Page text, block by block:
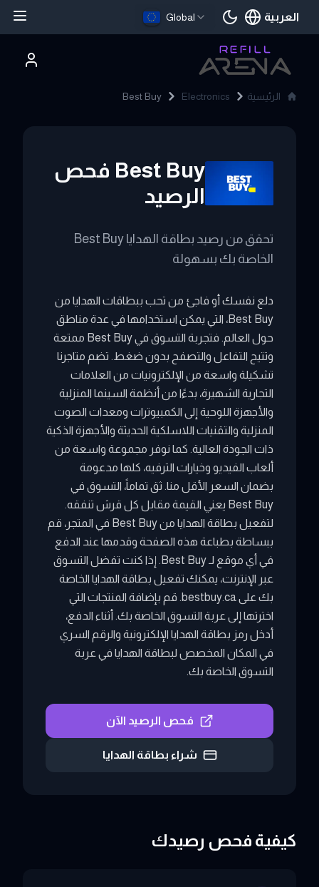
Global العربية
اللغة الحالية
الرئيسية Electronics
Best Buy
Best Buy فحص
الرصيد
تحقق من رصيد بطاقة الهدايا Best Buy
الخاصة بك بسهولة
دلع نفسك أو فاجئ من تحب ببطاقات الهدايا من
Best Buy، التي يمكن استخدامها في عدة مناطق
حول العالم. فتجربة التسوق في Best Buy ممتعة
وتتيح التفاعل والتصفح بدون ضغط. تضم متاجرنا
تشكيلة واسعة من الإلكترونيات من العلامات
التجارية الشهيرة، بدءًا من أنظمة السينما المنزلية
والأجهزة اللوحية إلى الكمبيوترات ومعدات الصوت
المنزلية والتقنيات اللاسلكية الحديثة والأجهزة الذكية
ذات الجودة العالية. كما نوفر مجموعة واسعة من
ألعاب الفيديو وخيارات الترفيه، كلها مدعومة
بضمان السعر الأقل منا. ثق تماماً، التسوق في
Best Buy يعني القيمة مقابل كل قرش تنفقه.
لتفعيل بطاقة الهدايا من Best Buy في المتجر، قم
ببساطة بطباعة هذه الصفحة وقدمها عند الدفع
في أي موقع لـ Best Buy. إذا كنت تفضل التسوق
عبر الإنترنت، يمكنك تفعيل بطاقة الهدايا الخاصة
بك على bestbuy.ca. قم بإضافة المنتجات التي
اخترتها إلى عربة التسوق الخاصة بك. أثناء الدفع،
أدخل رمز بطاقة الهدايا الإلكترونية والرقم السري
في المكان المخصص لبطاقة الهدايا في عربة
التسوق الخاصة بك.
فحص الرصيد الآن
شراء بطاقة الهدايا
كيفية فحص رصيدك